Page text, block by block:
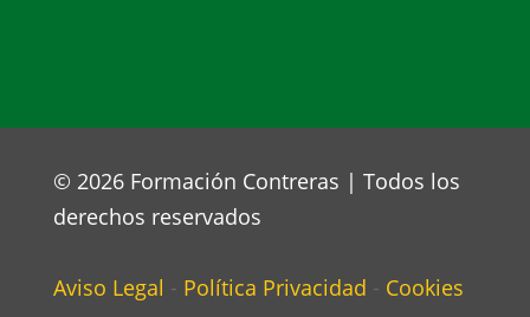
© 2026 Formación Contreras | Todos los
derechos reservados
Aviso Legal - Política Privacidad - Cookies